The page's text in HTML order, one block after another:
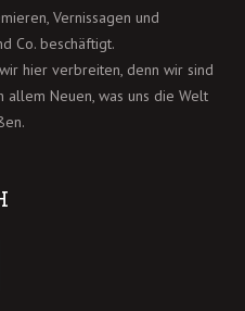
Vernissagen und
Co. beschäftigt.
hier verbreiten, denn wir sind
allem Neuen, was uns die Welt